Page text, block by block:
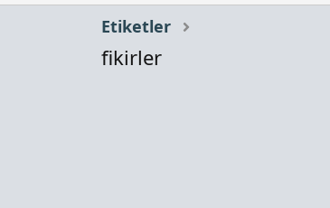
Etiketler
fikirler